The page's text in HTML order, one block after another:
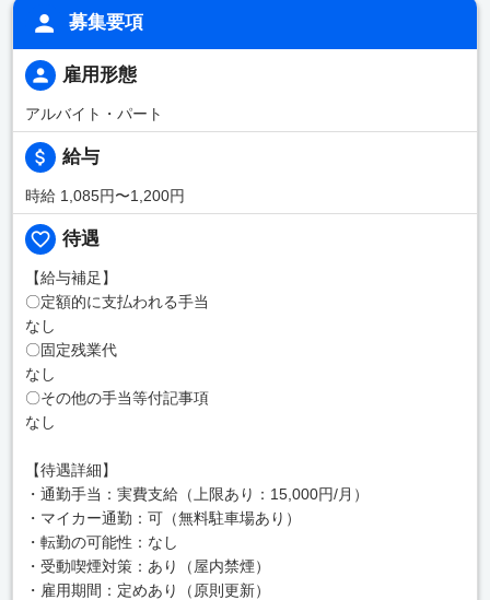
募集要項
雇用形態
アルバイト・パート
給与
時給 1,085円〜1,200円
待遇
【給与補足】
〇定額的に支払われる手当
なし
〇固定残業代
なし
〇その他の手当等付記事項
なし
【待遇詳細】
・通勤手当：実費支給（上限あり：15,000円/月）
・マイカー通勤：可（無料駐車場あり）
・転勤の可能性：なし
・受動喫煙対策：あり（屋内禁煙）
・雇用期間：定めあり（原則更新）